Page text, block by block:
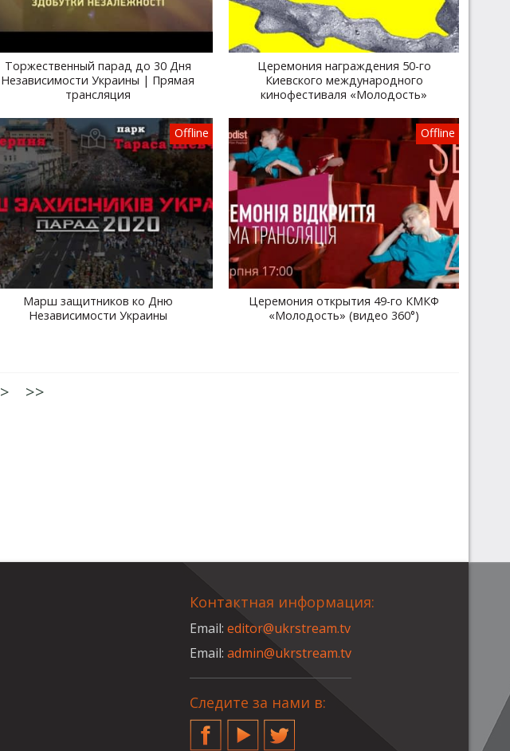
Торжественный парад до 30 Дня
Независимости Украины | Прямая
трансляция
Церемония награждения 50-го
Киевского международного
кинофестиваля «Молодость»
Offline
Марш защитников ко Дню
Независимости Украины
Offline
Церемония открытия 49-го КМКФ
«Молодость» (видео 360°)
> >>
Контактная информация:
Email:editor@ukrstream.tv
Email:admin@ukrstream.tv
Следите за нами в:
FacebookYouTubeTwitter